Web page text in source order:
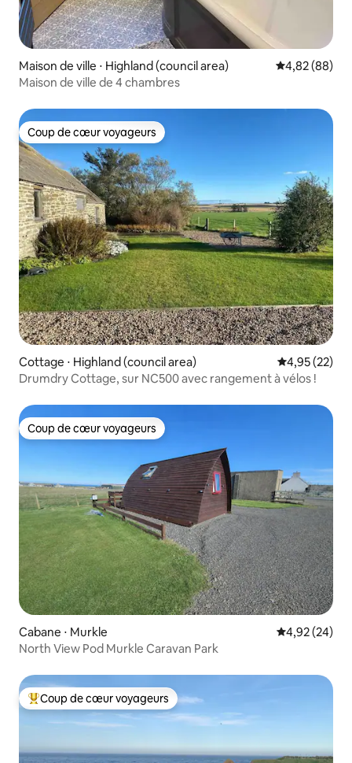
Maison de ville ⋅ Highland (council area) Évaluation
4,82 (88)
Maison de ville de 4 chambres
Coup de cœur voyageurs
Coup de cœur voyageurs
Cottage ⋅ Highland (council area) Évaluation
4,95 (22)
Drumdry Cottage, sur NC500 avec rangement à vélos !
Coup de cœur voyageurs
Coup de cœur voyageurs
Cabane ⋅ Murkle Évaluation
4,92 (24)
North View Pod Murkle Caravan Park
Coups de cœur voyageurs les plus appréciés
Coup de cœur voyageurs